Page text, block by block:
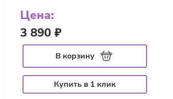
Цена:
3 890 ₽
В корзину
Купить в 1 клик